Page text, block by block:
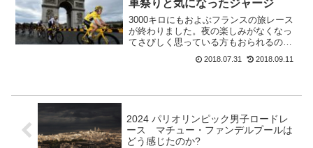
車祭りと気になったジャージ
3000キロにもおよぶフランスの旅レース
が終わりました。夜の楽しみがなくなっ
てさびしく思っている方もおられるので
は。私もそうです。今回のツールはフラ
ンス人の山岳賞と新人賞と久々に地元フ
2018.07.31 2018.09.11
2024 パリオリンピック男子ロードレ
ース マチュー・ファンデルプールは
どう感じたのか?